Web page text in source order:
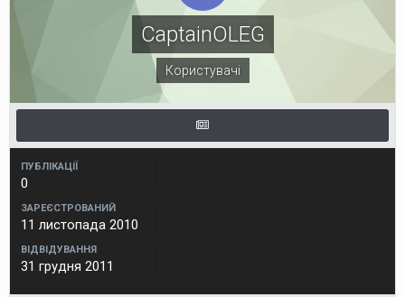
CaptainOLEG
Користувачі
ПУБЛІКАЦІЇ
0
ЗАРЕЄСТРОВАНИЙ
11 листопада 2010
ВІДВІДУВАННЯ
31 грудня 2011